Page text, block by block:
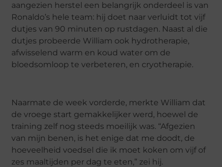
aangezien herstel een belangrijk onderdeel is van
Ronaldo’s hele team: hij doet naar verluidt tot vijf
dutjes van 90 minuten op rustdagen. Naast al die
dutjes probeerde William ook hydrotherapie,
afwisselend warm en koud water om de
bloedsomloop te verbeteren, en cryotherapie.
Naarmate de week vorderde, merkte William dat
de vroege start gemakkelijker werd, hoewel de
training zelf nog steeds moeilijk was. “Afgezien
van mijn benen, is het enige dat me doodt, de
hoeveelheid voedsel die ik moet koken om vijf of
zes maaltijden per dag te eten,” zei hij.